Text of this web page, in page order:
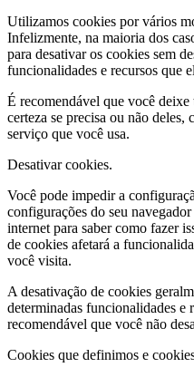
Utilizamos cookies por vários
Infelizmente, na maioria dos
para desativar os cookies sem
funcionalidades e recursos que
É recomendável que você
certeza se precisa ou não deles,
serviço que você usa.
Desativar cookies.
Você pode impedir a
configurações do seu
internet para saber como fazer
de cookies afetará a
você visita.
A desativação de cookies
determinadas funcionalidades e
recomendável que você não
Cookies que definimos e